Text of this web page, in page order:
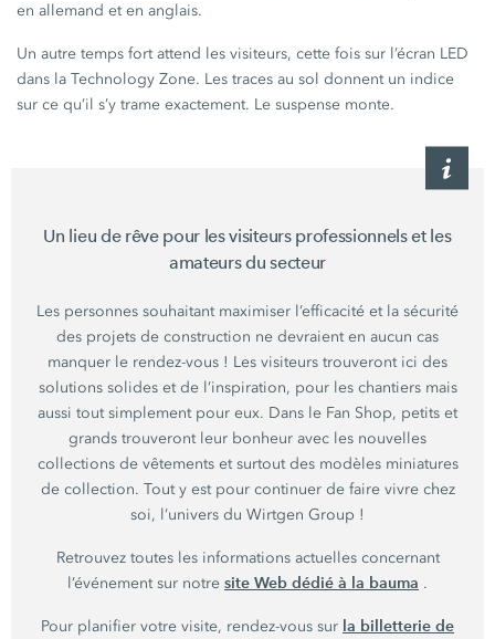
en allemand et en anglais.
Un autre temps fort attend les visiteurs, cette fois sur l’écran LED
dans la Technology Zone. Les traces au sol donnent un indice
sur ce qu’il s’y trame exactement. Le suspense monte.
Un lieu de rêve pour les visiteurs professionnels et les
amateurs du secteur
Les personnes souhaitant maximiser l’efficacité et la sécurité
des projets de construction ne devraient en aucun cas
manquer le rendez-vous ! Les visiteurs trouveront ici des
solutions solides et de l’inspiration, pour les chantiers mais
aussi tout simplement pour eux. Dans le Fan Shop, petits et
grands trouveront leur bonheur avec les nouvelles
collections de vêtements et surtout des modèles miniatures
de collection. Tout y est pour continuer de faire vivre chez
soi, l’univers du Wirtgen Group !
Retrouvez toutes les informations actuelles concernant
l’événement sur notre site Web dédié à la bauma .
Pour planifier votre visite, rendez-vous sur la billetterie de